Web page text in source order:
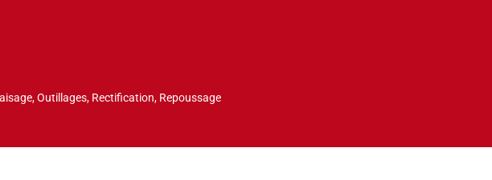
Outillages, Rectification, Repoussage